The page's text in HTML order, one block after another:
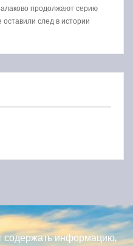
продолжают серию
след в истории
содержать информацию,